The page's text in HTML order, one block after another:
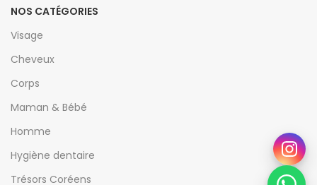
NOS CATÉGORIES
Visage
Cheveux
Corps
Maman & Bébé
Homme
Hygiène dentaire
Trésors Coréens